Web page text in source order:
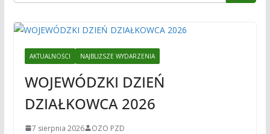
AKTUALNOŚCI NAJBLIŻSZE WYDARZENIA
WOJEWÓDZKI DZIEŃ
DZIAŁKOWCA 2026
7 sierpnia 2026 OZO PZD